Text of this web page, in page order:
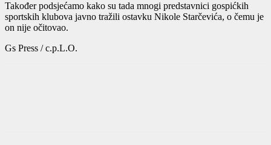
Također podsjećamo kako su tada mnogi predstavnici gospićkih
sportskih klubova javno tražili ostavku Nikole Starčevića, o čemu je
on nije očitovao.
Gs Press / c.p.L.O.